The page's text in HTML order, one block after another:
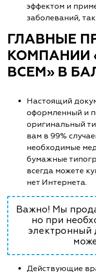
эффектом и
заболеваний,
ГЛАВНЫЕ
КОМПАНИИ
ВСЕМ» В
Настоящий
оформленный и
оригинальный
вам в 99%
необходимые
бумажные
всегда можете
нет Интернета.
Важно! Мы
но при
электронный
Действующие